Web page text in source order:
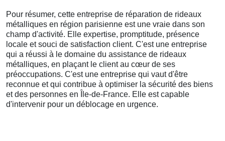
Pour résumer, cette entreprise de réparation de rideaux
métalliques en région parisienne est une vraie dans son
champ d'activité. Elle expertise, promptitude, présence
locale et souci de satisfaction client. C'est une entreprise
qui a réussi à le domaine du assistance de rideaux
métalliques, en plaçant le client au cœur de ses
préoccupations. C'est une entreprise qui vaut d'être
reconnue et qui contribue à optimiser la sécurité des biens
et des personnes en Île-de-France. Elle est capable
d'intervenir pour un déblocage en urgence.